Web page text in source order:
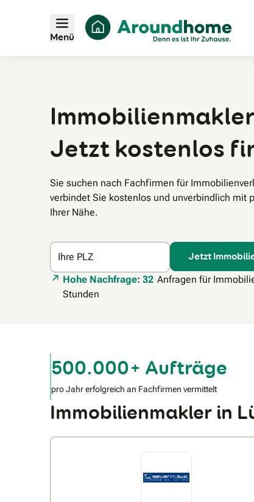
Menü
Jetzt kostenlos
Sie suchen nach Fachfirmen für
verbindet Sie kostenlos und unverbindlich mit
Ihrer Nähe.
Ihre PLZ Jetzt
Hohe Nachfrage: 32 Anfragen für
Stunden
500.000+ Aufträge
pro Jahr erfolgreich an Fachfirmen vermittelt
Immobilienmakler in